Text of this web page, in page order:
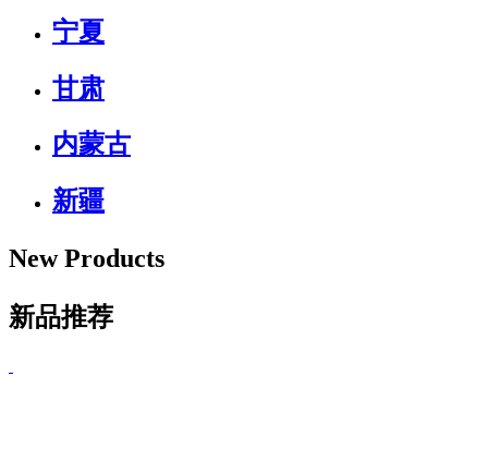
宁夏
甘肃
内蒙古
新疆
New Products
新品推荐